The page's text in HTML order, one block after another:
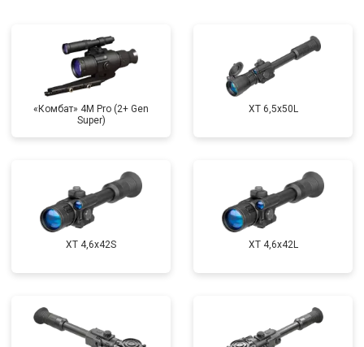
«Комбат» 4M Pro (2+ Gen
Super)
XT 6,5x50L
XT 4,6x42S XT 4,6x42L